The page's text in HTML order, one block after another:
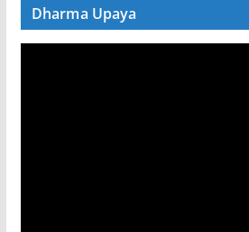
Dharma Upaya